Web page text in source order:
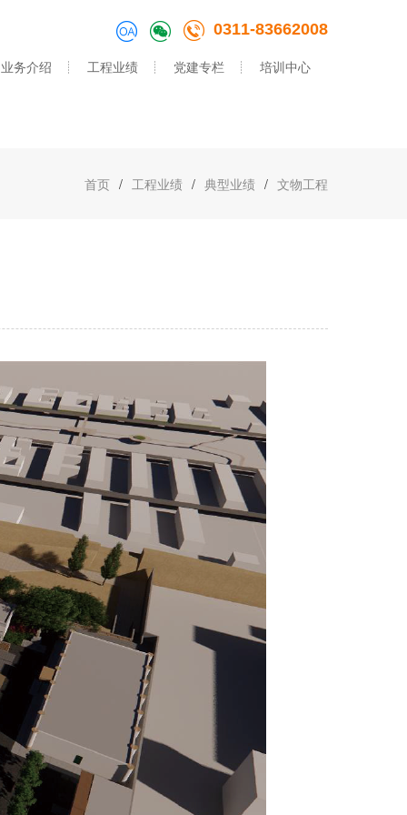
0311-83662008
业务介绍 工程业绩 党建专栏 培训中心
首页 / 工程业绩 / 典型业绩 / 文物工程